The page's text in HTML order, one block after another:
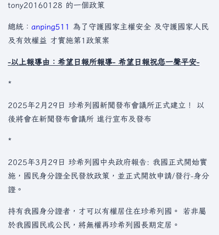
tony20160128 的一個政策
總統： anping511
為了守護國家主權安全 及守護國家人民
及有效權益 才實施第1政策案
-以上報導由：希望日報所報導- 希望日報祝您一聲平安-
*
2025年2月29日 珍希列國新聞發布會議所正式建立！ 以
後將會在新聞發布會議所 進行宣布及發布
*
2025年3月29日 珍希列國中央政府報告: 我國正式開始實
施，國民身分證全民發放政策，並正式開放申請/發行-身分
證。
持有我國身分證者，才可以有權居住在珍希列國。 若非屬
於我國國民或公民，將無權再珍希列國長期定居。